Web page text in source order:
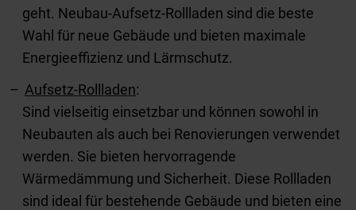
geht. Neubau-Aufsetz-Rollladen sind die beste
Wahl für neue Gebäude und bieten maximale
Energieeffizienz und Lärmschutz.
Aufsetz-Rollladen:
Sind vielseitig einsetzbar und können sowohl in
Neubauten als auch bei Renovierungen verwendet
werden. Sie bieten hervorragende
Wärmedämmung und Sicherheit. Diese Rollladen
sind ideal für bestehende Gebäude und bieten eine